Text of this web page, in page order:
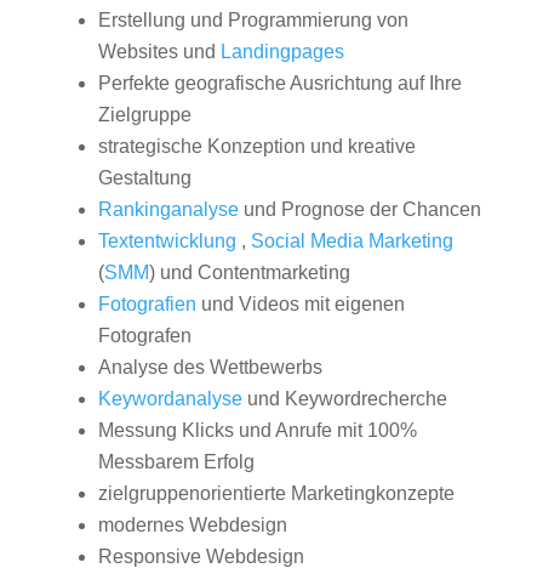
Erstellung und Programmierung von
Websites und Landingpages
Perfekte geografische Ausrichtung auf Ihre
Zielgruppe
strategische Konzeption und kreative
Gestaltung
Rankinganalyseund Prognose der Chancen
Textentwicklung , Social Media Marketing
(SMM) und Contentmarketing
Fotografien und Videos mit eigenen
Fotografen
Analyse des Wettbewerbs
Keywordanalyseund Keywordrecherche
Messung Klicks und Anrufe mit 100%
Messbarem Erfolg
zielgruppenorientierte Marketingkonzepte
modernes Webdesign
Responsive Webdesign